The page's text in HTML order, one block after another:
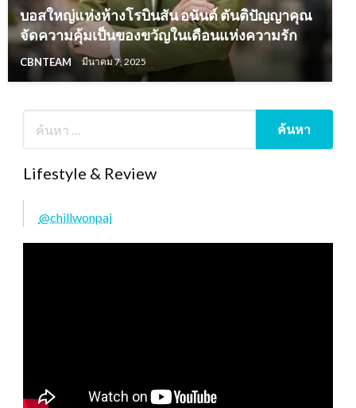
บอสใหญ่แห่งห้างโรบินสัน อนันต์ ตันติปัญญาคุณ
จัดความคุ้มเป็นของขวัญในเดือนแห่งความรัก
CBNTEAM มีนาคม 7, 2025
Lifestyle & Review
@chillwonpai